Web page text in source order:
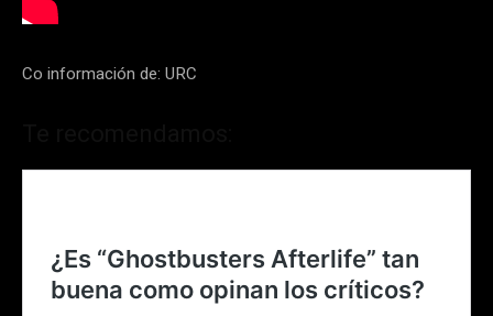
Co información de: URC